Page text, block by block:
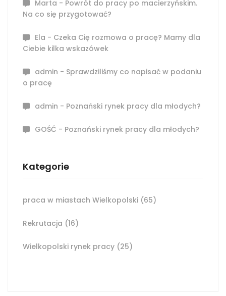
Marta - Powrót do pracy po macierzyńskim.
Na co się przygotować?
Ela - Czeka Cię rozmowa o pracę? Mamy dla
Ciebie kilka wskazówek
admin - Sprawdziliśmy co napisać w podaniu
o pracę
admin - Poznański rynek pracy dla młodych?
GOŚĆ - Poznański rynek pracy dla młodych?
Kategorie
praca w miastach Wielkopolski (65)
Rekrutacja (16)
Wielkopolski rynek pracy (25)